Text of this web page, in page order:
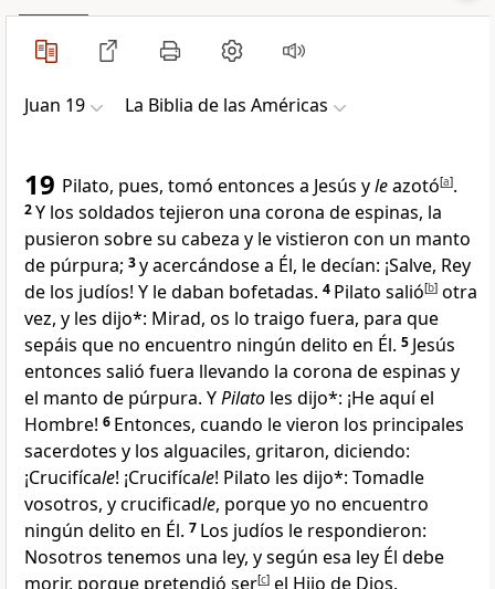
Juan 19 La Biblia de las Américas
19 Pilato, pues, tomó entonces a Jesús yleazotó[a].
2Y los soldados tejieron una corona de espinas, la
pusieron sobre su cabeza y le vistieron con un manto
de púrpura; 3y acercándose a Él, le decían: ¡Salve, Rey
de los judíos! Y le daban bofetadas. 4 Pilato salió[b] otra
vez, y les dijo*: Mirad, os lo traigo fuera, para que
sepáis que no encuentro ningún delito en Él. 5 Jesús
entonces salió fuera llevando la corona de espinas y
el manto de púrpura. YPilato les dijo*: ¡He aquí el
Hombre! 6 Entonces, cuando le vieron los principales
sacerdotes y los alguaciles, gritaron, diciendo:
¡Crucifícale! ¡Crucifícale! Pilato les dijo*: Tomadle
vosotros, y crucificadle, porque yo no encuentro
ningún delito en Él. 7 Los judíos le respondieron:
Nosotros tenemos una ley, y según esa ley Él debe
morir, porque pretendió ser[c] el Hijo de Dios.